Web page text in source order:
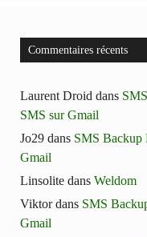
Commentaires récents
Laurent Droid dans
SMS sur Gmail
Jo29 dans SMS Backup
Gmail
Linsolite dans Weldom
Viktordans SMS
Gmail